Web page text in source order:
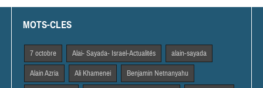
MOTS-CLES
7 octobre Alai- Sayada- Israel-Actualités alain-sayada
Alain Azria Ali Khamenei Benjamin Netnanyahu